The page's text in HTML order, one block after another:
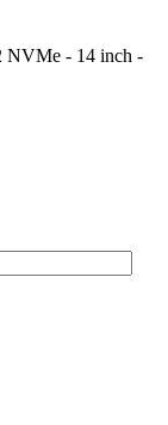
NVMe - 14 inch -